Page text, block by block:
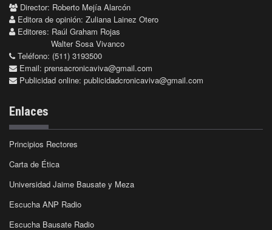
Director: Roberto Mejía Alarcón
Editora de opinión: Zuliana Lainez Otero
Editores: Raúl Graham Rojas
Walter Sosa Vivanco
Teléfono: (511) 3193500
Email: prensacronicaviva@gmail.com
Publicidad online: publicidadcronicaviva@gmail.com
Enlaces
Principios Rectores
Carta de Ética
Universidad Jaime Bausate y Meza
Escucha ANP Radio
Escucha Bausate Radio